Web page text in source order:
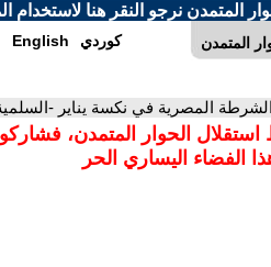
المتمدن نرجو النقر هنا لاستخدام
المتمدن English كوردي
المصرية في نكسة يناير -
استقلال الحوار المتمدن،
الفضاء اليساري الحر